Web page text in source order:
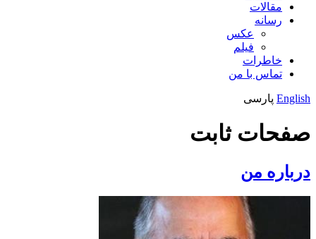
مقالات
رسانه
عکس
فیلم
خاطرات
تماس با من
English پارسی
صفحات ثابت
درباره من